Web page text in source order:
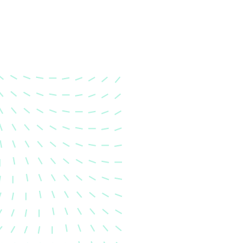
Karosserievermessung
Unsere exakte Karosserievermessung stellt
einem Unfall wieder in ihren ursprünglichen
Zustand gebracht wird.